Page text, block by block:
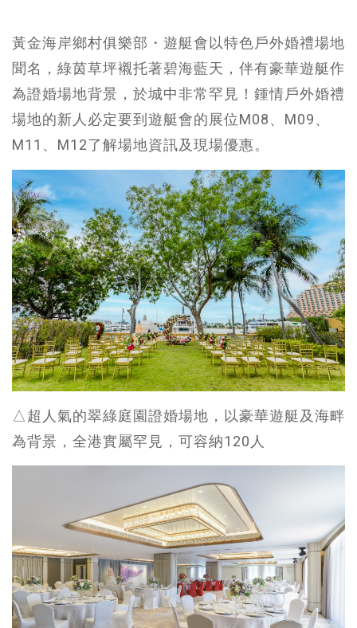
黃金海岸鄉村俱樂部・遊艇會以特色戶外婚禮場地
聞名，綠茵草坪襯托著碧海藍天，伴有豪華遊艇作
為證婚場地背景，於城中非常罕見！鍾情戶外婚禮
場地的新人必定要到遊艇會的展位M08、M09、
M11、M12了解場地資訊及現場優惠。
△超人氣的翠綠庭園證婚場地，以豪華遊艇及海畔
為背景，全港實屬罕見，可容納120人